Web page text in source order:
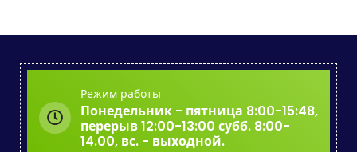
Режим работы
Понедельник - пятница 8:00-15:48,
перерыв 12:00-13:00 субб. 8:00-
14.00, вс. - выходной.